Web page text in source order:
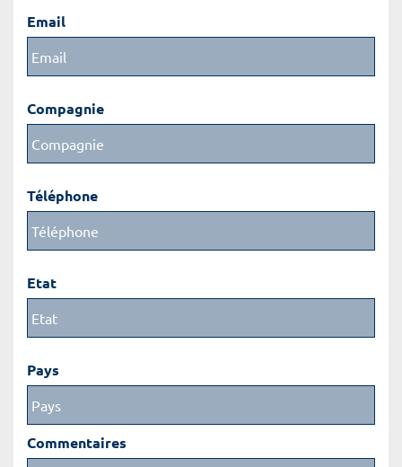
Email
Compagnie
Téléphone
Etat
Pays
Commentaires